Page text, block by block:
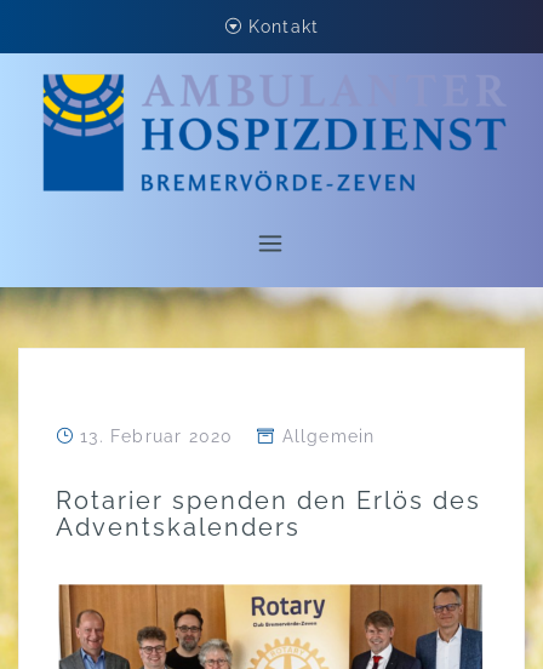
content
Kontakt
13. Februar 2020 Allgemein
Rotarier spenden den Erlös des
Adventskalenders